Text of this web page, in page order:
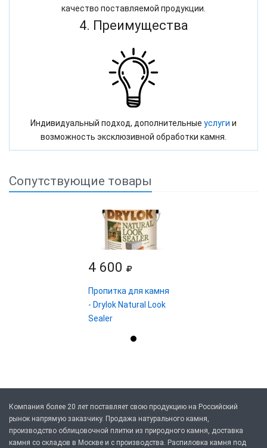
качество поставляемой продукции.
4. Преимущества
Индивидуальный подход, дополнительные услуги и
возможность эксклюзивной обработки камня.
Сопутствующие товары
4 600
Пропитка для камня
- Drylok Natural Look
Sealer
Компания более 20 лет поставляет свою продукцию на Российский
рынок напрямую заказчику. Продажа натурального камня,
производство облицовочной плитки из природного камня, доставка
камня со складов в Москве и с производства. Распиловка камня под